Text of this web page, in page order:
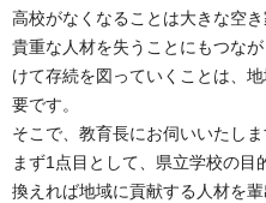
高校がなくなることは大きな空
貴重な人材を失うことにもつな
けて存続を図っていくことは、
要です。
そこで、教育長にお伺いいたしま
まず1点目として、県立学校の
換えれば地域に貢献する人材を